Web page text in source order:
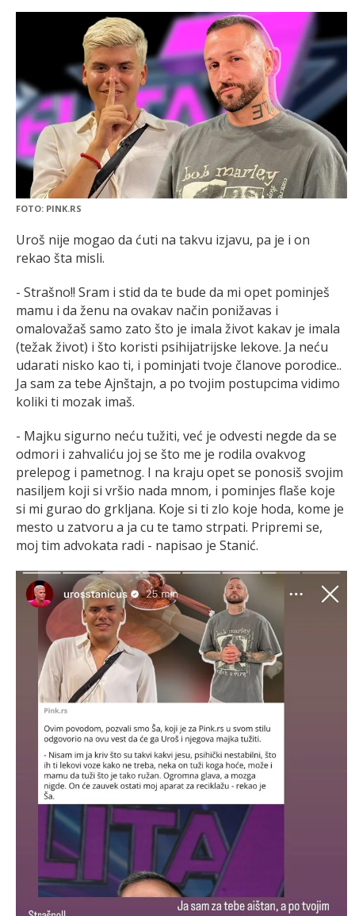
FOTO: PINK.RS
Uroš nije mogao da ćuti na takvu izjavu, pa je i on
rekao šta misli.
- Strašno!! Sram i stid da te bude da mi opet pominješ
mamu i da ženu na ovakav način ponižavas i
omalovažaš samo zato što je imala život kakav je imala
(težak život) i što koristi psihijatrijske lekove. Ja neću
udarati nisko kao ti, i pominjati tvoje članove porodice..
Ja sam za tebe Ajnštajn, a po tvojim postupcima vidimo
koliki ti mozak imaš.
- Majku sigurno neću tužiti, već je odvesti negde da se
odmori i zahvaliću joj se što me je rodila ovakvog
prelepog i pametnog. I na kraju opet se ponosiš svojim
nasiljem koji si vršio nada mnom, i pominjes flaše koje
si mi gurao do grkljana. Koje si ti zlo koje hoda, kome je
mesto u zatvoru a ja cu te tamo strpati. Pripremi se,
moj tim advokata radi - napisao je Stanić.